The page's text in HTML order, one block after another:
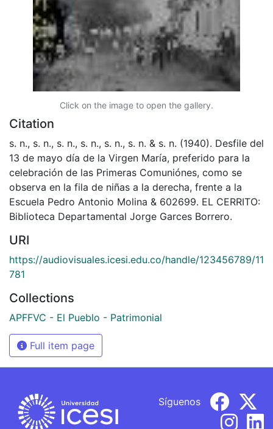
Click on the image to open the gallery.
Citation
s. n., s. n., s. n., s. n., s. n., s. n. & s. n. (1940). Desfile del
13 de mayo día de la Virgen María, preferido para la
celebración de las Primeras Comuniónes, como se
observa en la fila de niñas a la derecha, frente a la
Escuela Pedro Antonio Molina & 602699. EL CERRITO:
Biblioteca Departamental Jorge Garces Borrero.
URI
https://audiovisuales.icesi.edu.co/handle/123456789/11
781
Collections
APFFVC - El Pueblo - Patrimonial
Full item page
Síguenos